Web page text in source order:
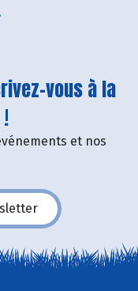
vous à la
et nos